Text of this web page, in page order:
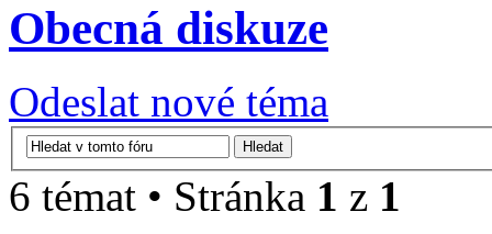
Obecná diskuze
Odeslat nové téma
6 témat • Stránka 1 z 1